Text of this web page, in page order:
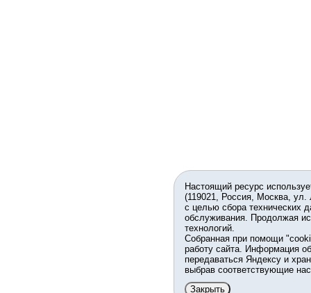
Настоящий ресурс
(119021, Россия, Москва,
с целью сбора технических
обслуживания. Продолжая
технологий.
Собранная при помощи
работу сайта. Информация
передаваться Яндексу и
выбрав соответствующие
Закрыть